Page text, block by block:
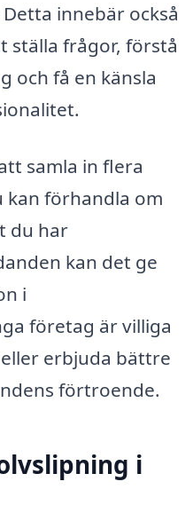
innebär också
ställa frågor, förstå
och få en känsla
samla in flera
förhandla om
du har
kan det ge
i
företag är villiga
erbjuda bättre
förtroende.
i